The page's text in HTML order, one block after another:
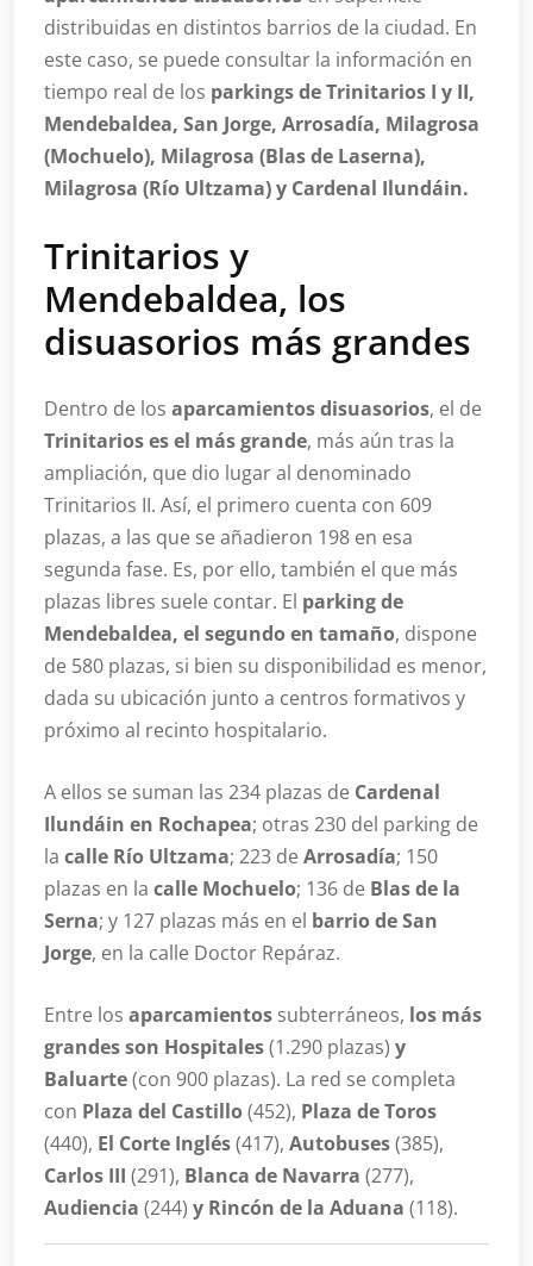
distribuidas en distintos barrios de la ciudad. En
este caso, se puede consultar la información en
tiempo real de los parkings de Trinitarios I y II,
Mendebaldea, San Jorge, Arrosadía, Milagrosa
(Mochuelo), Milagrosa (Blas de Laserna),
Milagrosa (Río Ultzama) y Cardenal Ilundáin.
Trinitarios y
Mendebaldea, los
disuasorios más grandes
Dentro de los aparcamientos disuasorios, el de
Trinitarios es el más grande, más aún tras la
ampliación, que dio lugar al denominado
Trinitarios II. Así, el primero cuenta con 609
plazas, a las que se añadieron 198 en esa
segunda fase. Es, por ello, también el que más
plazas libres suele contar. El parking de
Mendebaldea, el segundo en tamaño, dispone
de 580 plazas, si bien su disponibilidad es menor,
dada su ubicación junto a centros formativos y
próximo al recinto hospitalario.
A ellos se suman las 234 plazas de Cardenal
Ilundáin en Rochapea; otras 230 del parking de
la calle Río Ultzama; 223 de Arrosadía; 150
plazas en la calle Mochuelo; 136 de Blas de la
Serna; y 127 plazas más en el barrio de San
Jorge, en la calle Doctor Repáraz.
Entre los aparcamientos subterráneos, los más
grandes son Hospitales(1.290 plazas) y
Baluarte(con 900 plazas). La red se completa
con Plaza del Castillo(452), Plaza de Toros
(440), El Corte Inglés(417), Autobuses(385),
Carlos III (291), Blanca de Navarra (277),
Audiencia (244) y Rincón de la Aduana (118).